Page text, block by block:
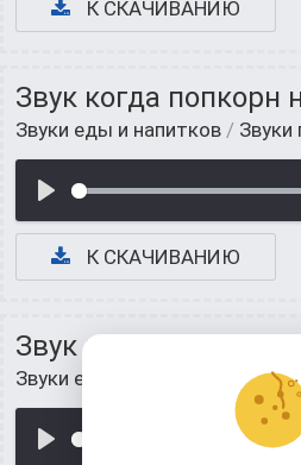
К СКАЧИВАНИЮ
Звук когда
Звуки еды и напитков / Звуки
К СКАЧИВАНИЮ
Звук когда
Звуки еды и напитков Звуки